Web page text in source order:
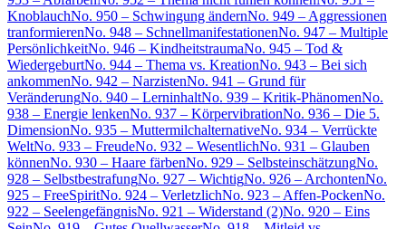
KnoblauchNo. 950 – Schwingung ändernNo. 949 – Aggressionen
tranformierenNo. 948 – SchnellmanifestationenNo. 947 – Multiple
PersönlichkeitNo. 946 – KindheitstraumaNo. 945 – Tod &
WiedergeburtNo. 944 – Thema vs. KreationNo. 943 – Bei sich
ankommenNo. 942 – NarzistenNo. 941 – Grund für
VeränderungNo. 940 – LerninhaltNo. 939 – Kritik-PhänomenNo.
938 – Energie lenkenNo. 937 – KörpervibrationNo. 936 – Die 5.
DimensionNo. 935 – MuttermilchalternativeNo. 934 – Verrückte
WeltNo. 933 – FreudeNo. 932 – WesentlichNo. 931 – Glauben
könnenNo. 930 – Haare färbenNo. 929 – SelbsteinschätzungNo.
928 – SelbstbestrafungNo. 927 – WichtigNo. 926 – ArchontenNo.
925 – FreeSpiritNo. 924 – VerletzlichNo. 923 – Affen-PockenNo.
922 – SeelengefängnisNo. 921 – Widerstand (2)No. 920 – Eins